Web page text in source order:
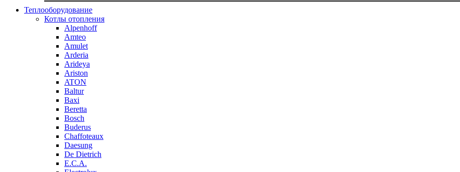
Теплооборудование
Котлы отопления
Alpenhoff
Amteo
Amulet
Arderia
Arideya
Ariston
ATON
Baltur
Baxi
Beretta
Bosch
Buderus
Chaffoteaux
Daesung
De Dietrich
E.C.A.